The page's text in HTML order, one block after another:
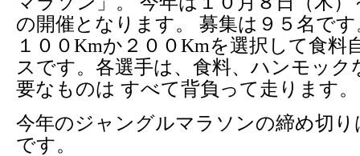
の開催となります。 募集は９５名で
１００Kmか２００Kmを選択して食料
スです。各選手は、食料、ハンモック
要なものは すべて背負って走ります。
今年のジャングルマラソンの締め切り
です。